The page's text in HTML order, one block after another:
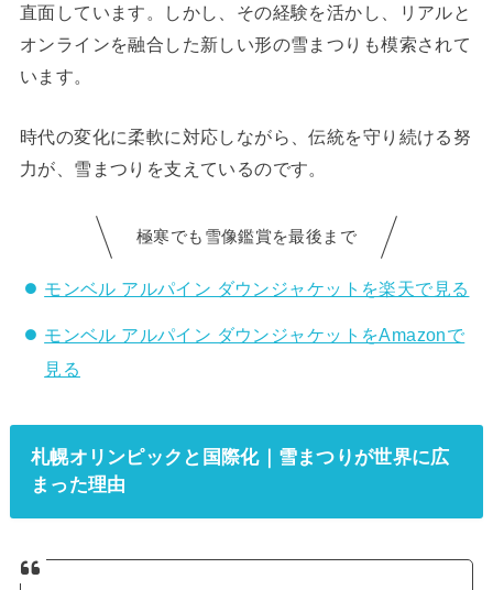
直面しています。しかし、その経験を活かし、リアルと
オンラインを融合した新しい形の雪まつりも模索されて
います。
時代の変化に柔軟に対応しながら、伝統を守り続ける努
力が、雪まつりを支えているのです。
極寒でも雪像鑑賞を最後まで
モンベル アルパイン ダウンジャケットを楽天で見る
モンベル アルパイン ダウンジャケットをAmazonで
見る
札幌オリンピックと国際化｜雪まつりが世界に広
まった理由